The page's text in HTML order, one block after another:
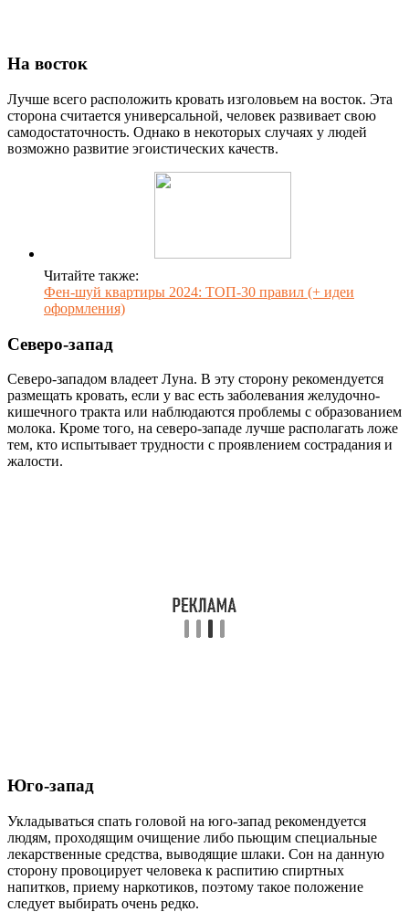
На восток
Лучше всего расположить кровать изголовьем на восток. Эта
сторона считается универсальной, человек развивает свою
самодостаточность. Однако в некоторых случаях у людей
возможно развитие эгоистических качеств.
Читайте также:
Фен-шуй квартиры 2024: ТОП-30 правил (+ идеи
оформления)
Северо-запад
Северо-западом владеет Луна. В эту сторону рекомендуется
размещать кровать, если у вас есть заболевания желудочно-
кишечного тракта или наблюдаются проблемы с образованием
молока. Кроме того, на северо-западе лучше располагать ложе
тем, кто испытывает трудности с проявлением сострадания и
жалости.
Юго-запад
Укладываться спать головой на юго-запад рекомендуется
людям, проходящим очищение либо пьющим специальные
лекарственные средства, выводящие шлаки. Сон на данную
сторону провоцирует человека к распитию спиртных
напитков, приему наркотиков, поэтому такое положение
следует выбирать очень редко.